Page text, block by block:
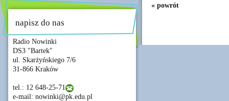
napisz do nas
Radio Nowinki
DS3 "Bartek"
ul. Skarżyńskiego 7/6
31-866 Kraków
tel.: 12 648-25-71
e-mail: nowinki@pk.edu.pl
« powrót